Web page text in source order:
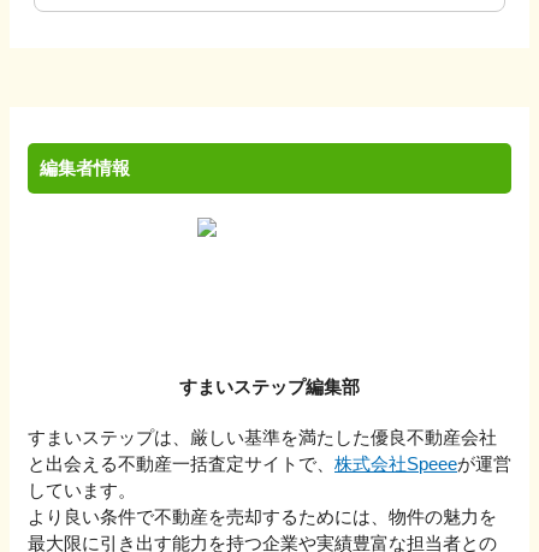
編集者情報
すまいステップ編集部
すまいステップは、厳しい基準を満たした優良不動産会社
と出会える不動産一括査定サイトで、 株式会社Speeeが運営
しています。
より良い条件で不動産を売却するためには、物件の魅力を
最大限に引き出す能力を持つ企業や実績豊富な担当者との